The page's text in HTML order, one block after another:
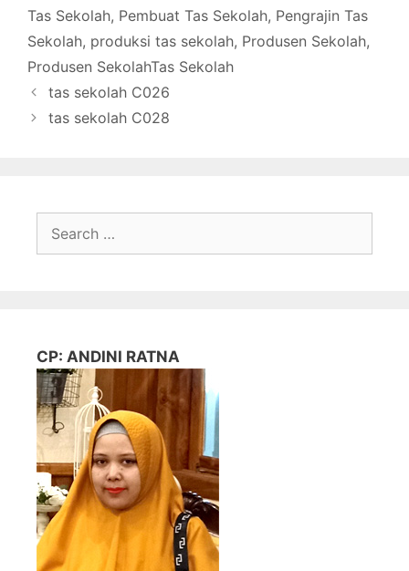
Tas Sekolah, Pembuat Tas Sekolah, Pengrajin Tas
Sekolah, produksi tas sekolah, Produsen Sekolah,
Produsen SekolahTas Sekolah
tas sekolah C026
tas sekolah C028
CP: ANDINI RATNA